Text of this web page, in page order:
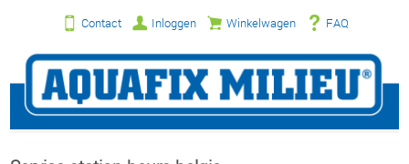
Contact Inloggen Winkelwagen FAQ